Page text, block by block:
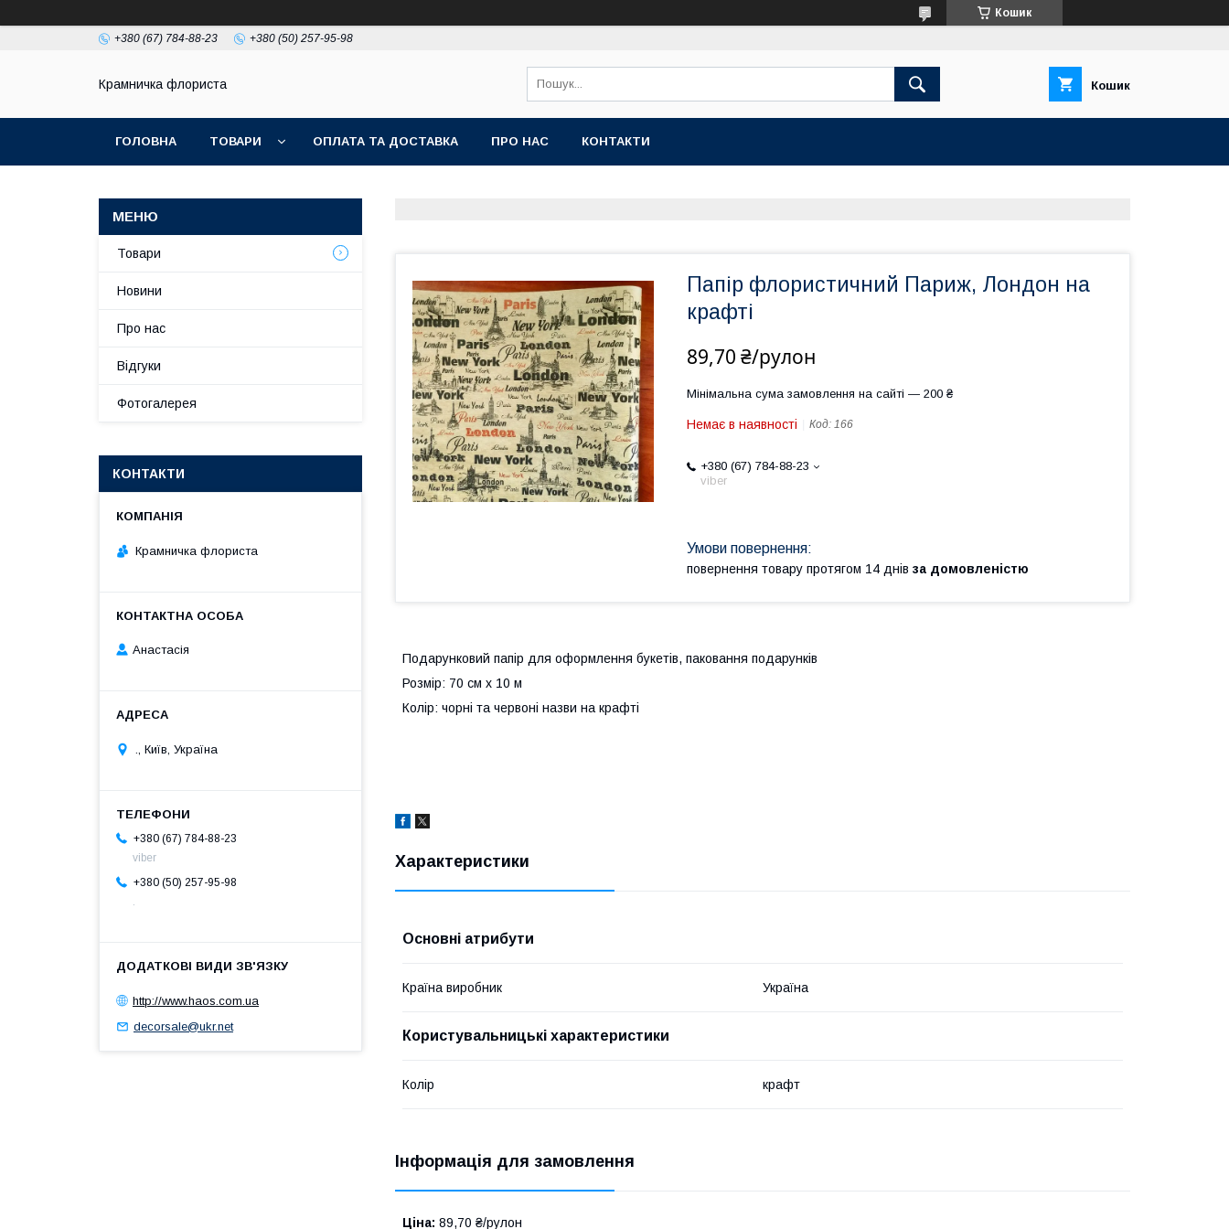
Кошик
+380 (67) 784-88-23 +380 (50) 257-95-98
Крамничка флориста Кошик
ГОЛОВНА ТОВАРИ ОПЛАТА ТА ДОСТАВКА ПРО НАС КОНТАКТИ
Папір флористичний Париж, Лондон на
крафті
89,70 ₴/рулон
Мінімальна сума замовлення на сайті — 200 ₴
Немає в наявності Код: 166
+380 (67) 784-88-23
viber
повернення товару протягом 14 днів за домовленістю
Подарунковий папір для оформлення букетів, паковання подарунків
Розмір: 70 см х 10 м
Колір: чорні та червоні назви на крафті
Характеристики
Основні атрибути
Країна виробник Україна
Користувальницькі характеристики
Колір крафт
Інформація для замовлення
Ціна: 89,70 ₴/рулон
Товари
Новини
Про нас
Відгуки
Фотогалерея
КОНТАКТИ
Крамничка флориста
Анастасія
., Київ, Україна
+380 (67) 784-88-23
viber
+380 (50) 257-95-98
.
http://www.haos.com.ua
decorsale@ukr.net